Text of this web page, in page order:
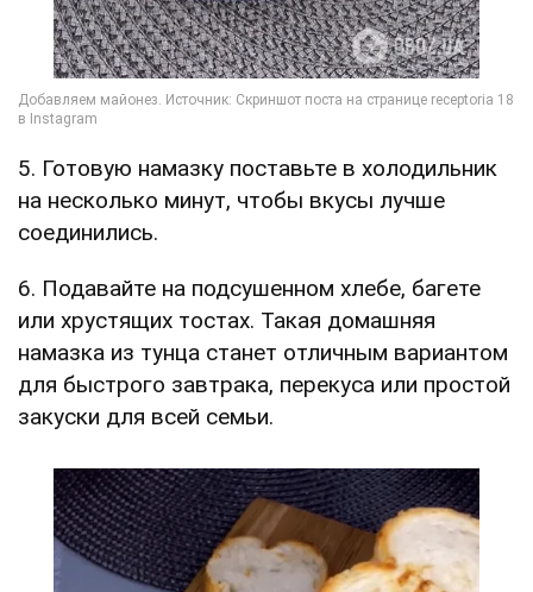
5. Готовую намазку поставьте в холодильник
на несколько минут, чтобы вкусы лучше
соединились.
6. Подавайте на подсушенном хлебе, багете
или хрустящих тостах. Такая домашняя
намазка из тунца станет отличным вариантом
для быстрого завтрака, перекуса или простой
закуски для всей семьи.